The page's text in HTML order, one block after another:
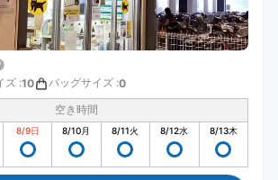
ズ :10 バッグサイズ :0
空き時間
8/9日 8/10月 8/11火 8/12水 8/13木